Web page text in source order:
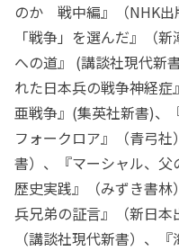
のか 戦中編』（NHK出
「戦争」を選んだ』（
への道』 (講談社現代新
れた日本兵の戦争神経
亜戦争』(集英社新書)、
フォークロア』（青弓
書）、『マーシャル、父
歴史実践』（みずき書林
兵兄弟の証言』（新日本
（講談社現代新書）、